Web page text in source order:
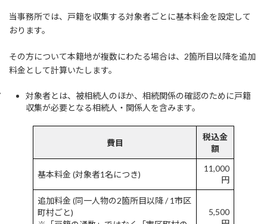
当事務所では、戸籍を収集する対象者ごとに基本料金を設定して
おります。
その方について本籍地が複数にわたる場合は、2箇所目以降を追加
料金として計算いたします。
対象者とは、被相続人のほか、相続関係の確認のために戸籍
収集が必要となる相続人・関係人を含みます。
費目
税込金
額
基本料金 (対象者1名につき)
11,000
円
追加料金 (同一人物の2箇所目以降 / 1市区
町村ごと)
5,500